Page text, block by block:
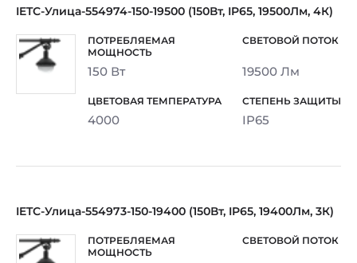
IETC-Улица-554974-150-19500 (150Вт, IP65, 19500Лм, 4К)
150 Вт 19500 Лм
4000 IP65
IETC-Улица-554973-150-19400 (150Вт, IP65, 19400Лм, 3К)